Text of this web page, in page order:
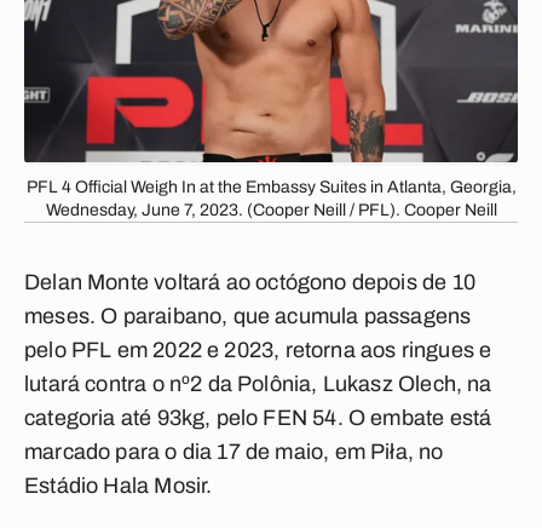
PFL 4 Official Weigh In at the Embassy Suites in Atlanta, Georgia,
Wednesday, June 7, 2023. (Cooper Neill / PFL). Cooper Neill
Delan Monte voltará ao octógono depois de 10
meses. O paraibano, que acumula passagens
pelo PFL em 2022 e 2023, retorna aos ringues e
lutará contra o nº2 da Polônia, Lukasz Olech, na
categoria até 93kg, pelo FEN 54. O embate está
marcado para o dia 17 de maio, em Piła, no
Estádio Hala Mosir.